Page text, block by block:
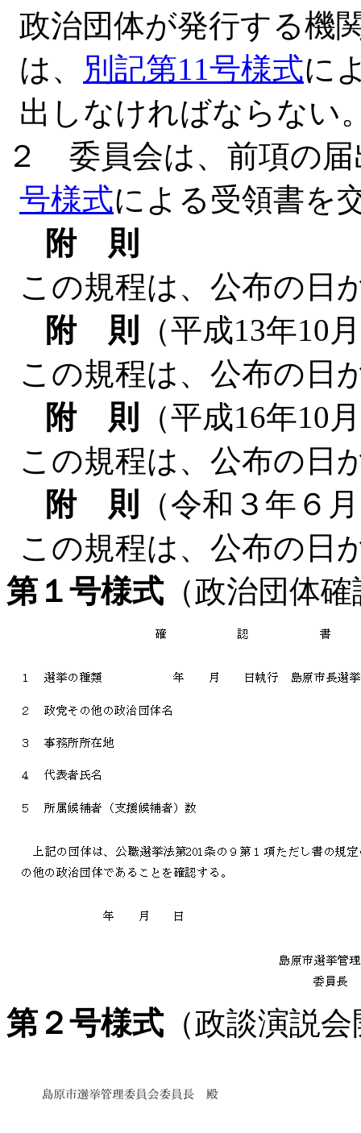
政治団体が発行する機
は、 別記第11号様式に
出しなければならない
２ 委員会は、前項の
号様式による受領書を
附 則
この規程は、公布の日
附 則
（平成13年10
この規程は、公布の日
附 則
（平成16年10
この規程は、公布の日
附 則
（令和３年６
この規程は、公布の日
第１号様式（政治団体確
第２号様式（政談演説